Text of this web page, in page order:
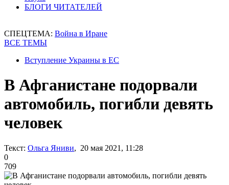
БЛОГИ ЧИТАТЕЛЕЙ
СПЕЦТЕМА: Война в Иране
ВСЕ ТЕМЫ
Вступление Украины в ЕС
В Афганистане подорвали
автомобиль, погибли девять
человек
Текст: Ольга Яниви, 20 мая 2021, 11:28
0
709